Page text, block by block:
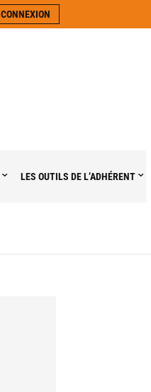
CONNEXION
LES OUTILS DE L’ADHÉRENT